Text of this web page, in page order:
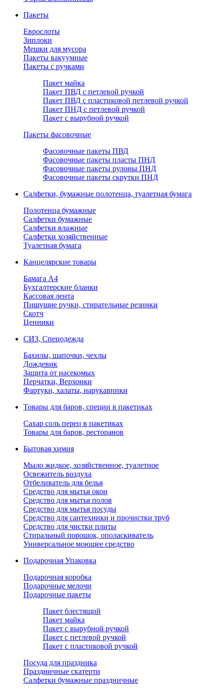
Пакеты
Еврослоты
Зиплоки
Мешки для мусора
Пакеты вакуумные
Пакеты с ручками
Пакет майка
Пакет ПВД с петлевой ручкой
Пакет ПВД с пластиковой петлевой ручкой
Пакет ПНД с петлевой ручкой
Пакет с вырубной ручкой
Пакеты фасовочные
Фасовочные пакеты ПВД
Фасовочные пакеты пласты ПНД
Фасовочные пакеты рулоны ПНД
Фасовочные пакеты скрутки ПНД
Салфетки, бумажные полотенца, туалетная бумага
Полотенца бумажные
Салфетки бумажные
Салфетки влажные
Салфетки хозяйственные
Туалетная бумага
Канцелярские товары
Бамага А4
Бухгалтерские бланки
Кассовая лента
Пишущие ручки, стирательные резинки
Скотч
Ценники
СИЗ, Спецодежда
Бахилы, шапочки, чехлы
Дождевик
Защита от насекомых
Перчатки, Верхонки
Фартуки, халаты, нарукавники
Товары для баров, специи в пакетиках
Сахар соль перец в пакетиках
Товары для баров, ресторанов
Бытовая химия
Мыло жидкое, хозяйственное, туалетное
Освежитель воздуха
Отбеливатель для белья
Средство для мытья окон
Средство для мытья полов
Средство для мытья посуды
Средство для сантехники и прочистки труб
Средство для чистки плиты
Стиральный порошок, ополаскиватель
Универсальное моющее средство
Подарочная Упаковка
Подарочная коробка
Подарочные мелочи
Подарочные пакеты
Пакет блестящий
Пакет майка
Пакет с вырубной ручкой
Пакет с петлевой ручкой
Пакет с пластиковой ручкой
Посуда для праздника
Праздничные скатерти
Салфетки бумажные праздничные